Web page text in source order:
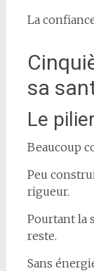
La
sa
Le
Beaucoup
Peu
rigueur.
Pourtant la
reste.
Sans